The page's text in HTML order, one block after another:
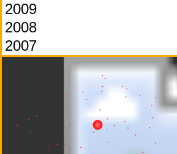
2009
2008
2007